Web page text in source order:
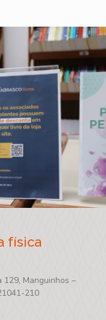
física
129, Manguinhos –
210